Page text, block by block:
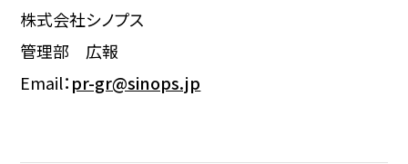
株式会社シノプス
管理部 広報
Email：pr-gr@sinops.jp